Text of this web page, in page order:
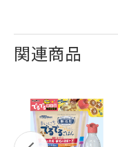
関連商品